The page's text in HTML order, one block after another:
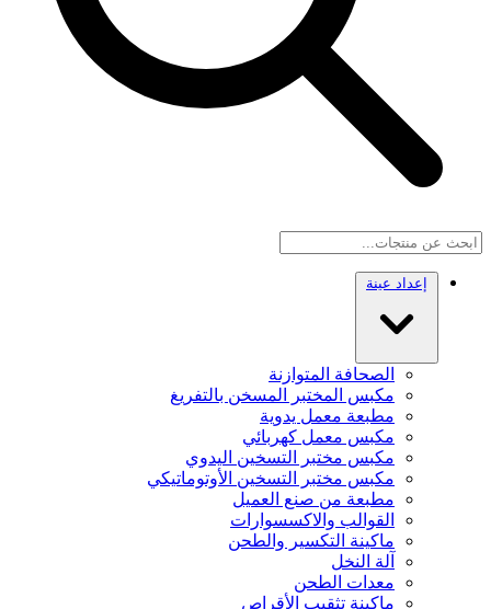
إعداد عينة
الصحافة المتوازنة
مكبس المختبر المسخن بالتفريغ
مطبعة معمل يدوية
مكبس معمل كهربائي
مكبس مختبر التسخين اليدوي
مكبس مختبر التسخين الأوتوماتيكي
مطبعة من صنع العميل
القوالب والاكسسوارات
ماكينة التكسير والطحن
آلة النخل
معدات الطحن
ماكينة تثقيب الأقراص